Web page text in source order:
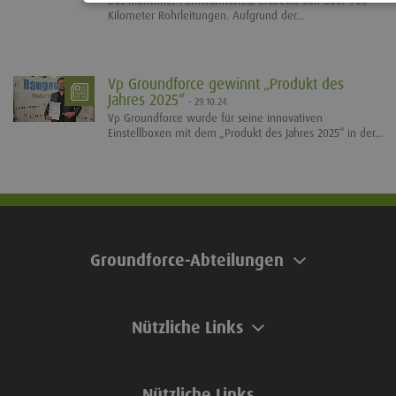
Kilometer Rohrleitungen. Aufgrund der...
Vp Groundforce gewinnt „Produkt des
Jahres 2025“ - 29.10.24
Vp Groundforce wurde für seine innovativen
Einstellboxen mit dem „Produkt des Jahres 2025“ in der...
Groundforce-Abteilungen
Nützliche Links